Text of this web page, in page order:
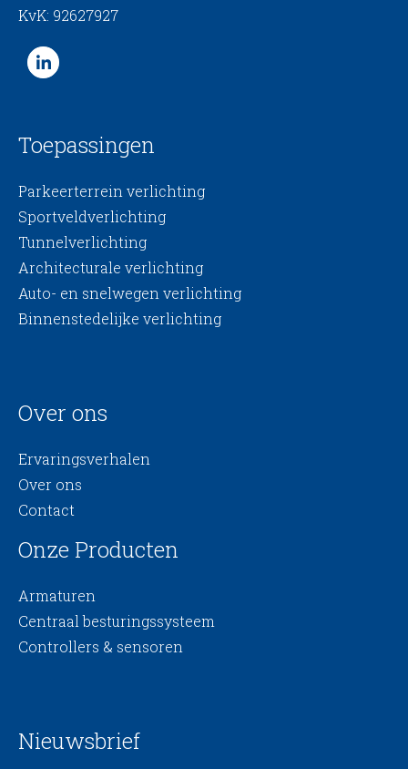
KvK: 92627927
Toepassingen
Parkeerterrein verlichting
Sportveldverlichting
Tunnelverlichting
Architecturale verlichting
Auto- en snelwegen verlichting
Binnenstedelijke verlichting
Over ons
Ervaringsverhalen
Over ons
Contact
Onze Producten
Armaturen
Centraal besturingssysteem
Controllers & sensoren
Nieuwsbrief